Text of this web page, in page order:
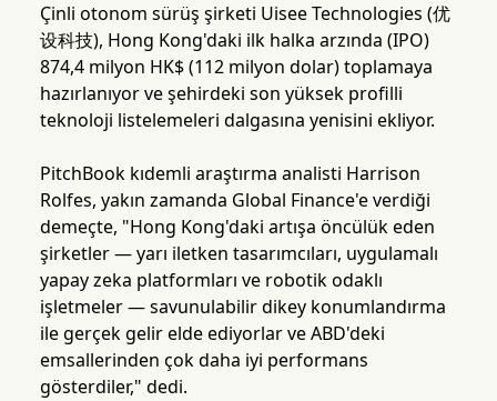
Çinli otonom sürüş şirketi Uisee Technologies (优
设科技), Hong Kong'daki ilk halka arzında (IPO)
874,4 milyon HK$ (112 milyon dolar) toplamaya
hazırlanıyor ve şehirdeki son yüksek profilli
teknoloji listelemeleri dalgasına yenisini ekliyor.
PitchBook kıdemli araştırma analisti Harrison
Rolfes, yakın zamanda Global Finance'e verdiği
demeçte, "Hong Kong'daki artışa öncülük eden
şirketler — yarı iletken tasarımcıları, uygulamalı
yapay zeka platformları ve robotik odaklı
işletmeler — savunulabilir dikey konumlandırma
ile gerçek gelir elde ediyorlar ve ABD'deki
emsallerinden çok daha iyi performans
gösterdiler," dedi.